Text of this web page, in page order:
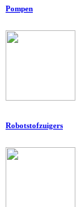
Pompen
Robotstofzuigers